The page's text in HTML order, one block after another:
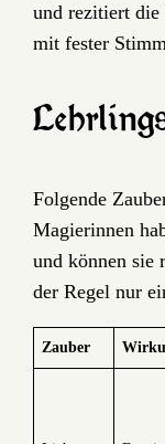
und rezitiert
mit fester
Folgende
Magierinnen
und können
der Regel nur
Zauber